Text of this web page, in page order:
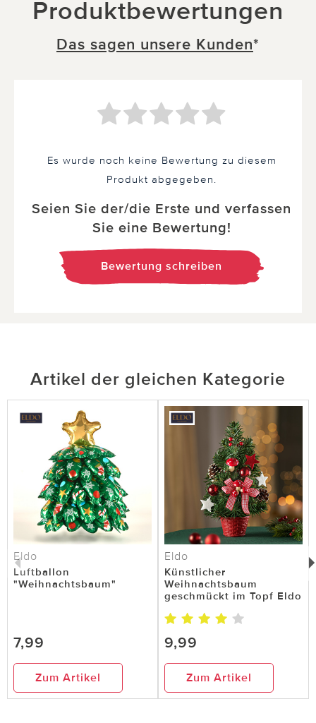
Produktbewertungen
Das sagen unsere Kunden*
Es wurde noch keine Bewertung zu diesem
Produkt abgegeben.
Seien Sie der/die Erste und verfassen
Sie eine Bewertung!
Bewertung schreiben
Artikel der gleichen Kategorie
Eldo
Luftballon
"Weihnachtsbaum"
7,99
Zum Artikel
Eldo
Künstlicher
Weihnachtsbaum
geschmückt im Topf Eldo
9,99
Zum Artikel